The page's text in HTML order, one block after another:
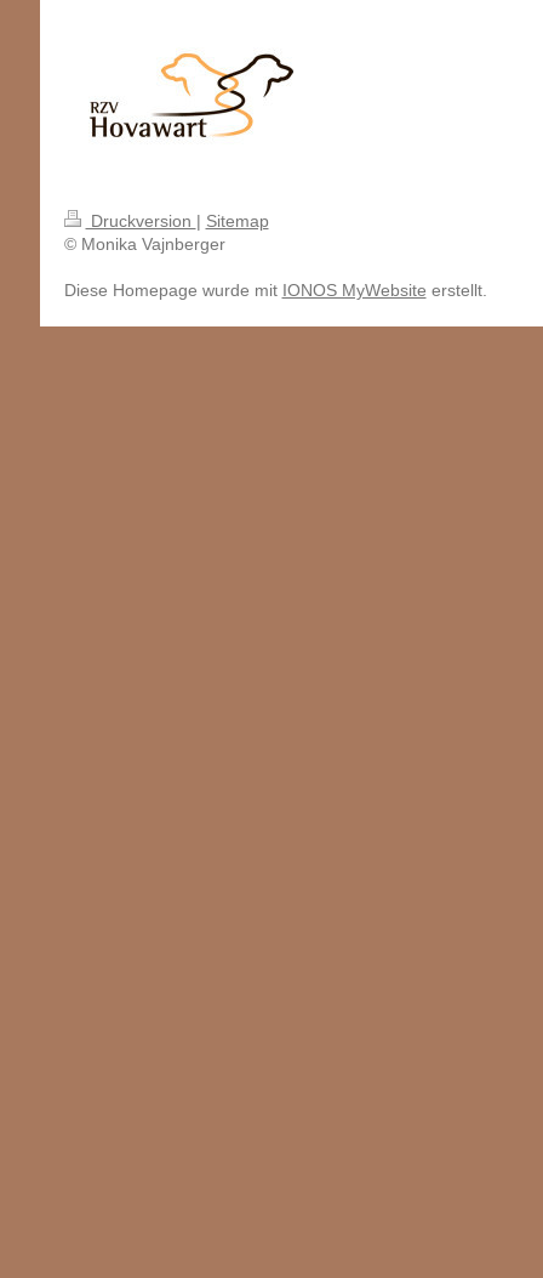
Druckversion | Sitemap
© Monika Vajnberger
Diese Homepage wurde mit IONOS MyWebsite erstellt.